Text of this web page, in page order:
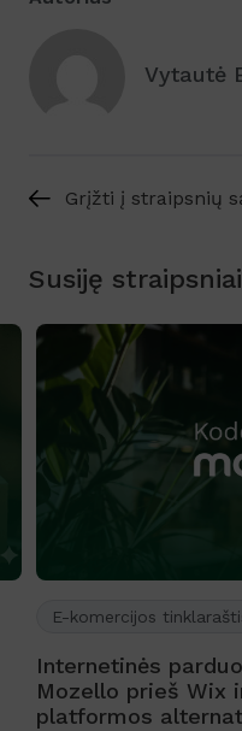
Vytautė
Grįžti į straipsnių
Susiję straipsniai
E-komercijos
Internetinės
Mozello prieš Wix
platformos